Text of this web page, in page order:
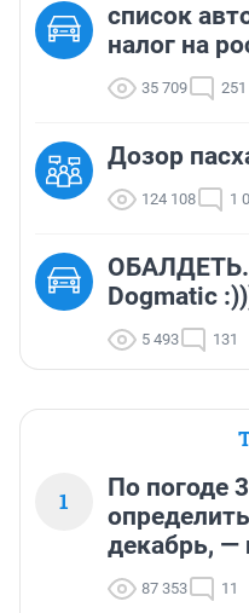
список
налог на
35 709 251
Дозор
124 108 1
ОБАЛДЕТЬ.
Dogmatic
5 493 131
1
По погоде
декабрь, —
87 353 11